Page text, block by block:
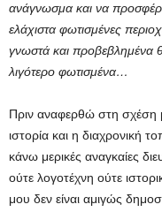
ανάγνωσμα και να
ελάχιστα φωτισμένες
γνωστά και προβεβλημένα
λιγότερο φωτισμένα…
Πριν αναφερθώ στη σχέση
ιστορία και η διαχρονική
κάνω μερικές αναγκαίες
ούτε λογοτέχνη ούτε
μου δεν είναι αμιγώς